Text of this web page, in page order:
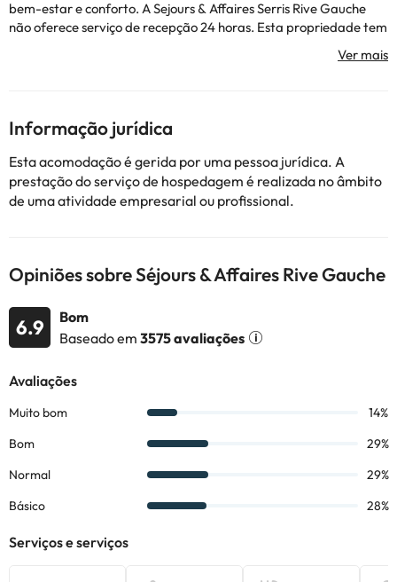
bem-estar e conforto. A Sejours & Affaires Serris Rive Gauche
não oferece serviço de recepção 24 horas. Esta propriedade tem
um quarto especialmente projetado para famílias que inclui um
berço para crianças. Esta propriedade aceita animais de
Alguns dos serviços detalhados podem ser pagos. Você pode
verificar suas taxas diretamente no estabelecimento. Esta
informação está sujeita a alterações pelo alojamento.
Todas as informações desta página estão sujeitas a alterações
Informação jurídica
Esta acomodação é gerida por uma pessoa jurídica. A
prestação do serviço de hospedagem é realizada no âmbito
de uma atividade empresarial ou profissional.
Opiniões sobre Séjours & Affaires Rive Gauche
6.9
Bom
Baseado em 3575 avaliações